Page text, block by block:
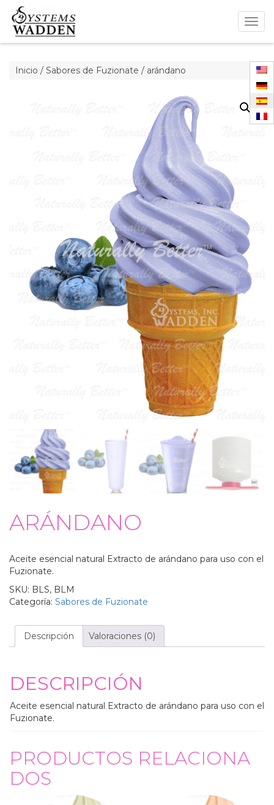
Inicio / Sabores de Fuzionate / arándano
ARÁNDANO
Aceite esencial natural Extracto de arándano para uso con el
Fuzionate.
SKU: BLS, BLM
Categoría: Sabores de Fuzionate
Descripción Valoraciones (0)
DESCRIPCIÓN
Aceite esencial natural Extracto de arándano para uso con el
Fuzionate.
PRODUCTOS RELACIONA
DOS